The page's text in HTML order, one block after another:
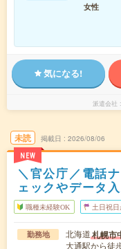
女性
気になる!
派遣会社
未読
NEW
掲載日 2026/08/06
＼官公庁／電話
ェックやデータ
職種未経験OK 土日祝日
勤務地 北海道札幌市
大通駅から徒